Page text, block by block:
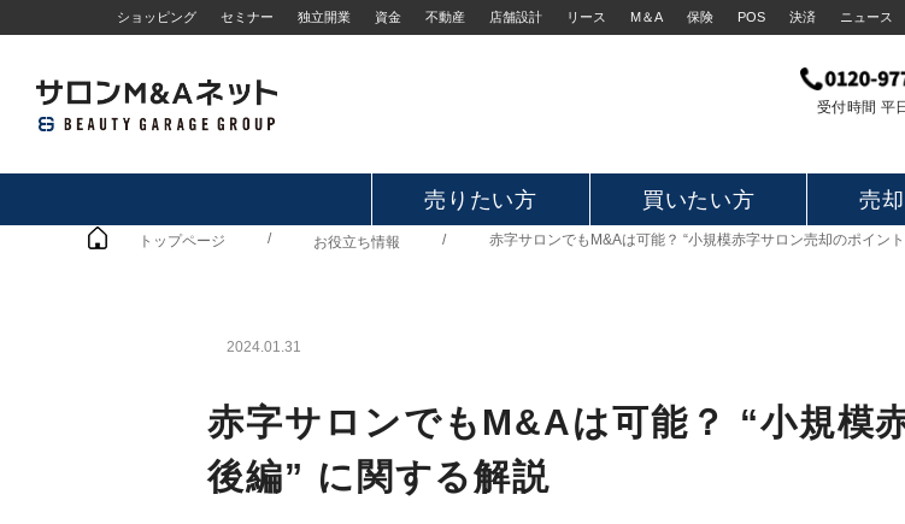
ショッピング セミナー 独立開業 資金 不動産 店舗設計 リース M＆A 保険 POS 決済 ニュース
受付時間 平
売りたい方 買いたい方 売
トップページ / お役立ち情報 / 赤字サロンでもM&Aは可能？ “小規模赤字サロン売却のポイン
2024.01.31
赤字サロンでもM&Aは可能？ “小規模
後編” に関する解説